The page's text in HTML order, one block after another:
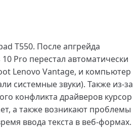
T550. После апгрейда
Pro перестал автоматически
Lenovo Vantage, и компьютер
системные звуки). Также из-за
конфликта драйверов курсор
а также возникают проблемы
ввода текста в веб-формах.